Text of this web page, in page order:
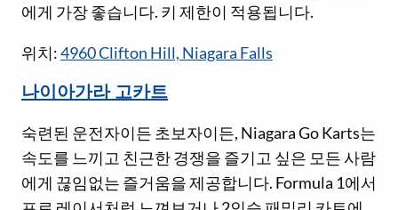
에게 가장 좋습니다. 키 제한이 적용됩니다.
위치:4960 Clifton Hill, Niagara Falls
나이아가라 고카트
숙련된 운전자이든 초보자이든, Niagara Go Karts는
속도를 느끼고 친근한 경쟁을 즐기고 싶은 모든 사람
에게 끊임없는 즐거움을 제공합니다. Formula 1에서